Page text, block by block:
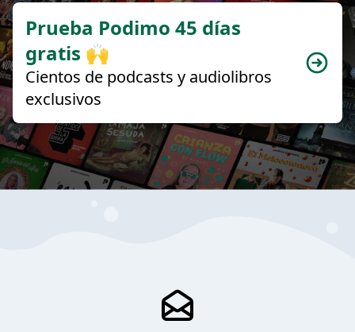
Prueba Podimo 45 días
gratis 🙌
Cientos de podcasts y audiolibros
exclusivos